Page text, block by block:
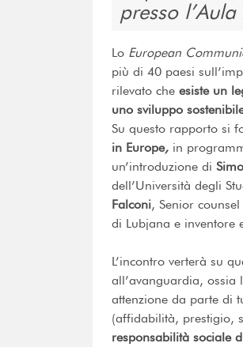
presso
Lo European
più di 40 paesi
rilevato che esiste un
uno sviluppo
Su questo rapporto si
in Europe, in
un’introduzione di
dell’Università degli
Falconi, Senior
di Lubjana e inventore
L’incontro verterà su
all’avanguardia, ossia
attenzione da parte di
(affidabilità, prestigio,
responsabilità sociale